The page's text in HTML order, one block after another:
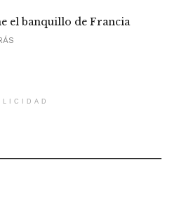
el banquillo de Francia